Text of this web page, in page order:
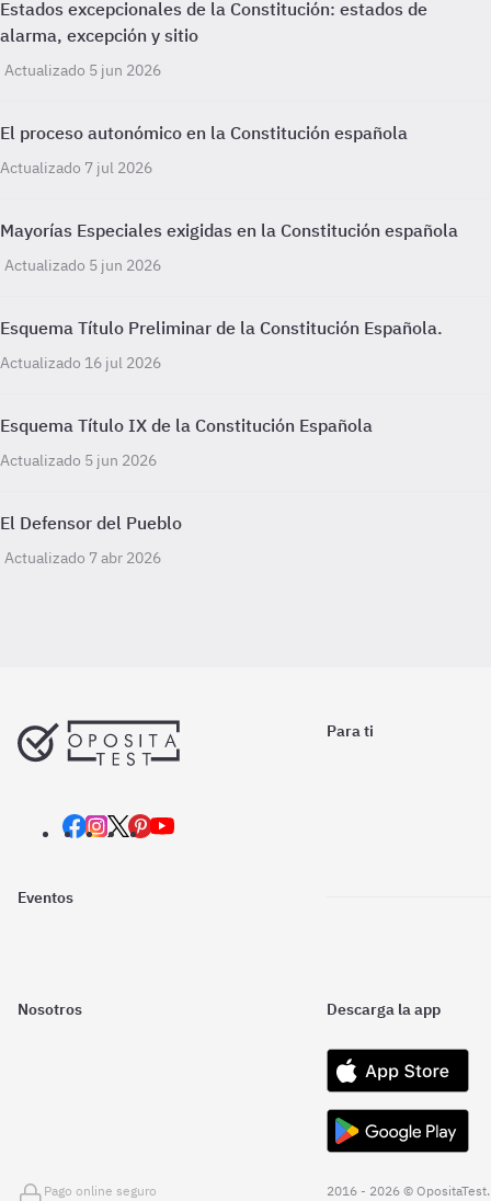
Estados excepcionales de la Constitución: estados de
alarma, excepción y sitio
Actualizado 5 jun 2026
El proceso autonómico en la Constitución española
Actualizado 7 jul 2026
Mayorías Especiales exigidas en la Constitución española
Actualizado 5 jun 2026
Esquema Título Preliminar de la Constitución Española.
Actualizado 16 jul 2026
Esquema Título IX de la Constitución Española
Actualizado 5 jun 2026
El Defensor del Pueblo
Actualizado 7 abr 2026
Para ti
Eventos
Nosotros Descarga la app
Pago online seguro
2016 - 2026 © OpositaTest.